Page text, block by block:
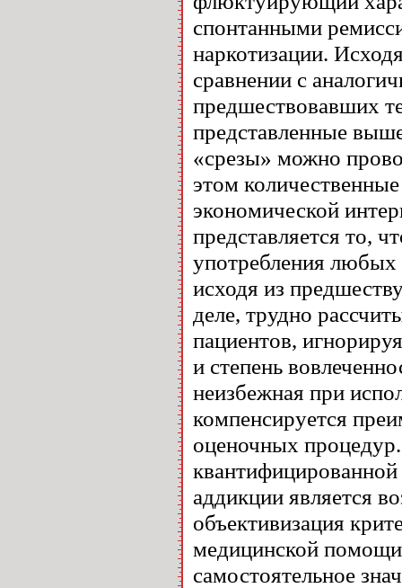
спонтанными
наркотизации.
сравнении с
предшествовавших
представленные
«срезы» можно
этом
экономической
представляется то,
употребления любых
исходя из
деле, трудно
пациентов,
и степень
неизбежная при
компенсируется
оценочных
аддикции является
объективизация
медицинской
самостоятельное